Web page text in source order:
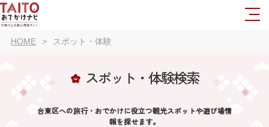
HOME スポット・体験
スポット・体験検索
台東区への旅行・おでかけに役立つ観光スポットや遊び場情
報を探せます。